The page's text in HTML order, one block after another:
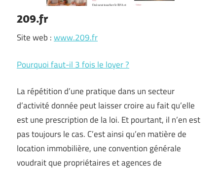
209.fr
Site web :www.209.fr
Pourquoi faut-il 3 fois le loyer ?
La répétition d’une pratique dans un secteur
d’activité donnée peut laisser croire au fait qu’elle
est une prescription de la loi. Et pourtant, il n’en est
pas toujours le cas. C’est ainsi qu’en matière de
location immobilière, une convention générale
voudrait que propriétaires et agences de